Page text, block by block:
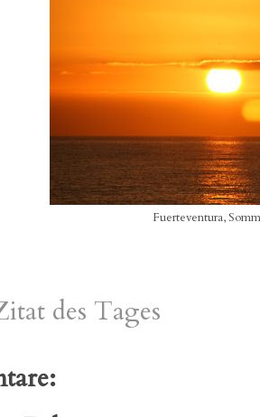
Fuerteventura,
des Tages